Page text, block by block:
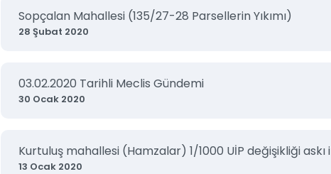
Sopçalan Mahallesi (135/27-28 Parsellerin Yıkımı)
28 Şubat 2020
03.02.2020 Tarihli Meclis Gündemi
30 Ocak 2020
Kurtuluş mahallesi (Hamzalar) 1/1000 UİP değişikliği askı
13 Ocak 2020